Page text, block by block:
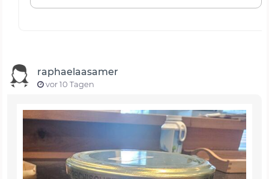
raphaelaasamer
vor 10 Tagen